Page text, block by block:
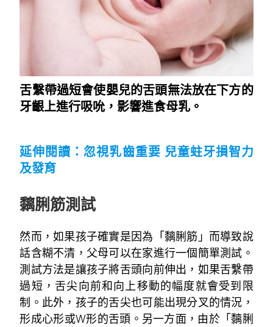
舌繫帶過短會使嬰兒的舌頭無法放在下方的
牙齦上進行吸吮，影響進食母乳。
延伸閱讀： 忽視乳齒重要 兒童蛀牙損智力
及發育
黐脷筋測試
然而，如果孩子確實是因為「黐脷筋」而導致說
話含糊不清，父母可以在家進行一個簡單測試。
測試方法是讓孩子將舌頭向前伸出，如果舌繫帶
過短，舌尖向前和向上移動的幅度就會受到限
制。此外，孩子的舌尖也可能出現分叉的情況，
形成心形或W形的舌頭。另一方面，由於「黐脷